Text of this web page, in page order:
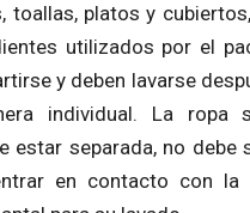
toallas, platos y
utilizados por el
y deben lavarse
individual. La ropa
estar separada, no debe
en contacto con la